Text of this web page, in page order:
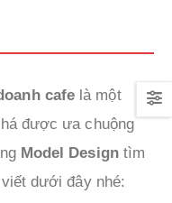
cafe là một
được ưa chuộng
Model Designtìm
dưới đây nhé: